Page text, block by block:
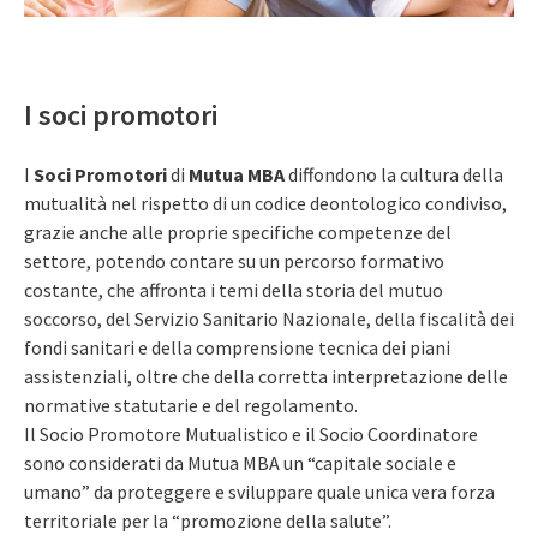
I soci promotori
I Soci Promotoridi Mutua MBAdiffondono la cultura della
mutualità nel rispetto di un codice deontologico condiviso,
grazie anche alle proprie specifiche competenze del
settore, potendo contare su un percorso formativo
costante, che affronta i temi della storia del mutuo
soccorso, del Servizio Sanitario Nazionale, della fiscalità dei
fondi sanitari e della comprensione tecnica dei piani
assistenziali, oltre che della corretta interpretazione delle
normative statutarie e del regolamento.
Il Socio Promotore Mutualistico e il Socio Coordinatore
sono considerati da Mutua MBA un “capitale sociale e
umano” da proteggere e sviluppare quale unica vera forza
territoriale per la “promozione della salute”.